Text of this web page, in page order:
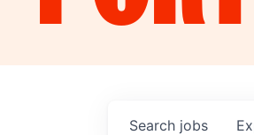
Search jobs